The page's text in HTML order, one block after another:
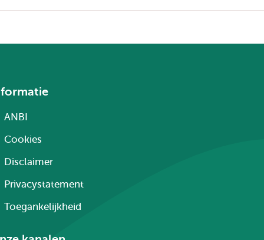
ANBI
Cookies
Disclaimer
Privacystatement
Toegankelijkheid